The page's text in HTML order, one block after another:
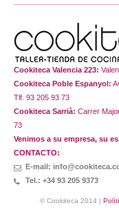
Cookiteca Valencia 223:
Cookiteca Poble Espanyol:
Tlf. 93 205 93 73
Cookiteca Sarrià: Carrer
73
Venimos a su empresa, su
CONTACTO:
E-mail:
Tel.: +34 93 205 9373
© Cookiteca 2014 |